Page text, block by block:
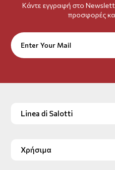
Κάντε εγγραφή στο
προσφορές
Linea di Salotti
Χρήσιμα